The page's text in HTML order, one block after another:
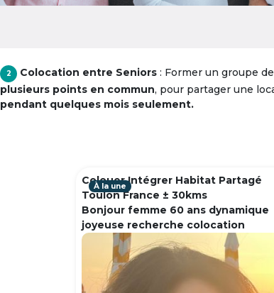
2 Colocation entre Seniors : Former un groupe
plusieurs points en commun, pour partager une
pendant quelques mois seulement.
Colouer Intégrer Habitat Partagé
Toulon France ± 30kms
Bonjour femme 60 ans dynamique
joyeuse recherche colocation
À la une